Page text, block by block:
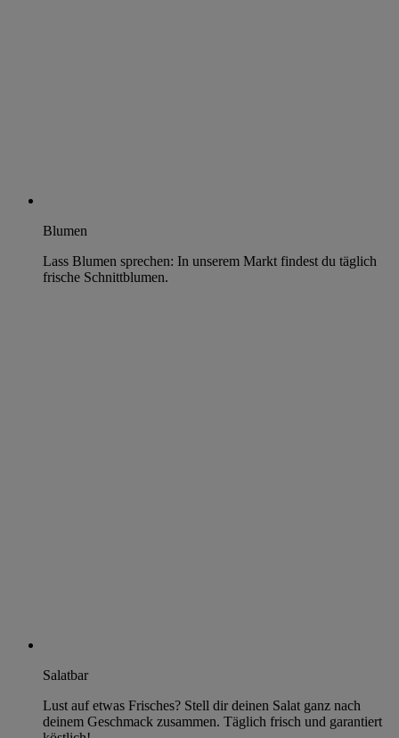
Blumen
Lass Blumen sprechen: In unserem Markt findest du täglich
frische Schnittblumen.
Salatbar
Lust auf etwas Frisches? Stell dir deinen Salat ganz nach
deinem Geschmack zusammen. Täglich frisch und garantiert